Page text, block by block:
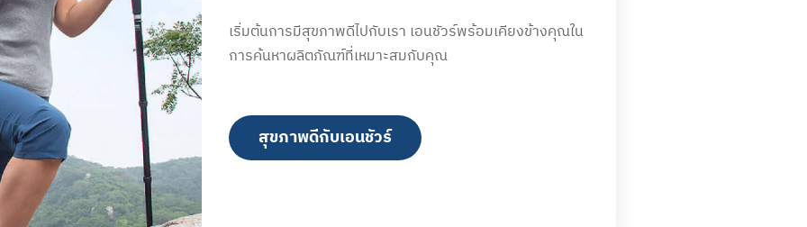
เริ่มต้นการมีสุขภาพดีไปกับเรา เอนชัวร์พร้อมเคียงข้างคุณใน
การค้นหาผลิตภัณฑ์ที่เหมาะสมกับคุณ
สุขภาพดีกับเอนชัวร์